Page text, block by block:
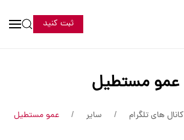
ثبت کنید
عمو مستطیل
کانال های تلگرام سایر عمو مستطیل